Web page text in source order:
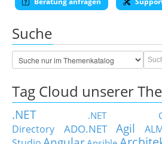
Suche
Tag Cloud unserer
.NET .NET
Directory
ADO.NET Agil